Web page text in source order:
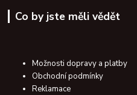
Co by jste měli vědět
Možnosti dopravy a platby
Obchodní podmínky
Reklamace